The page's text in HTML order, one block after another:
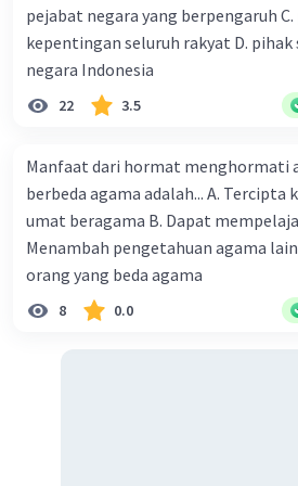
manusia.
Berikut adalah beberapa
kedaulatan rakyat dan
Indonesia:
merupakan salah satu
kedaulatan rakyat.
umum, rakyat memiliki
dan dipilih.
Pembentukan undang-
undang merupakan
seluruh warga negara.
pejabat negara yang berpengaruh
kepentingan seluruh rakyat D. pihak
negara Indonesia
22 3.5
Manfaat dari hormat menghormati
berbeda agama adalah... A. Tercipta kerukunan antara
umat beragama B. Dapat
Menambah pengetahuan agama
orang yang beda agama
8 0.0